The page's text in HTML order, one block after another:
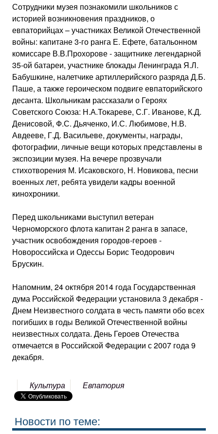
Сотрудники музея познакомили школьников с
историей возникновения праздников, о
евпаторийцах – участниках Великой Отечественной
войны: капитане 3-го ранга Е. Ефете, батальонном
комиссаре В.В.Прохорове - защитнике легендарной
35-ой батареи, участнике блокады Ленинграда Я.Л.
Бабушкине, налетчике артиллерийского разряда Д.Б.
Паше, а также героическом подвиге евпаторийского
десанта. Школьникам рассказали о Героях
Советского Союза: Н.А.Токареве, С.Г. Иванове, К.Д.
Денисовой, Ф.С. Дьяченко, И.С. Любимове, Н.В.
Авдееве, Г.Д. Васильеве, документы, награды,
фотографии, личные вещи которых представлены в
экспозиции музея. На вечере прозвучали
стихотворения М. Исаковского, Н. Новикова, песни
военных лет, ребята увидели кадры военной
кинохроники.
Перед школьниками выступил ветеран
Черноморского флота капитан 2 ранга в запасе,
участник освобождения городов-героев -
Новороссийска и Одессы Борис Теодорович
Брускин.
Напомним, 24 октября 2014 года Государственная
дума Российской Федерации установила 3 декабря -
Днем Неизвестного солдата в честь памяти обо всех
погибших в годы Великой Отечественной войны
неизвестных солдата. День Героев Отечества
отмечается в Российской Федерации с 2007 года 9
декабря.
Культура Евпатория
Новости по теме: